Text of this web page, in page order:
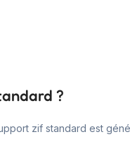
?
zif standard est